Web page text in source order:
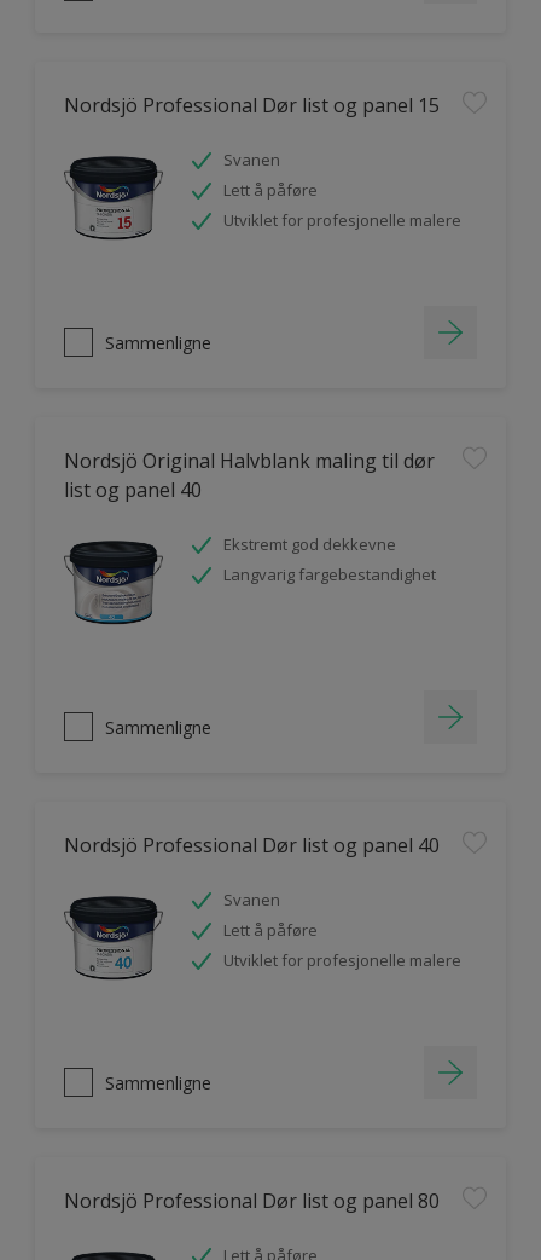
Nordsjö Professional Dør list og panel 15
Svanen
Lett å påføre
Utviklet for profesjonelle malere
Sammenligne
Nordsjö Original Halvblank maling til dør
list og panel 40
Ekstremt god dekkevne
Langvarig fargebestandighet
Sammenligne
Nordsjö Professional Dør list og panel 40
Svanen
Lett å påføre
Utviklet for profesjonelle malere
Sammenligne
Nordsjö Professional Dør list og panel 80
Lett å påføre